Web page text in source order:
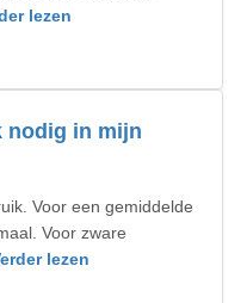
lezen
nodig in mijn
Voor een gemiddelde
Voor zware
lezen